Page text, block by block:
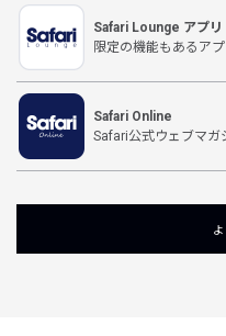
Safari Lounge アプリ
限定の機能もあるア
Safari Online
Safari公式ウェブマガ